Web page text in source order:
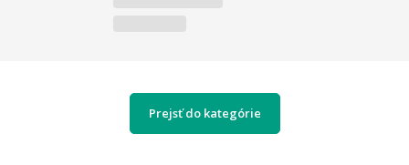
Prejsť do kategórie